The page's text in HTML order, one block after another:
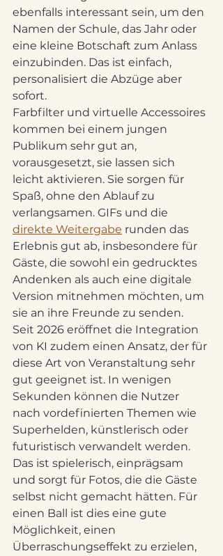
ebenfalls interessant sein, um den
Namen der Schule, das Jahr oder
eine kleine Botschaft zum Anlass
einzubinden. Das ist einfach,
personalisiert die Abzüge aber
sofort.
Farbfilter und virtuelle Accessoires
kommen bei einem jungen
Publikum sehr gut an,
vorausgesetzt, sie lassen sich
leicht aktivieren. Sie sorgen für
Spaß, ohne den Ablauf zu
verlangsamen. GIFs und die
direkte Weitergabe runden das
Erlebnis gut ab, insbesondere für
Gäste, die sowohl ein gedrucktes
Andenken als auch eine digitale
Version mitnehmen möchten, um
sie an ihre Freunde zu senden.
Seit 2026 eröffnet die Integration
von KI zudem einen Ansatz, der für
diese Art von Veranstaltung sehr
gut geeignet ist. In wenigen
Sekunden können die Nutzer
nach vordefinierten Themen wie
Superhelden, künstlerisch oder
futuristisch verwandelt werden.
Das ist spielerisch, einprägsam
und sorgt für Fotos, die die Gäste
selbst nicht gemacht hätten. Für
einen Ball ist dies eine gute
Möglichkeit, einen
Überraschungseffekt zu erzielen,